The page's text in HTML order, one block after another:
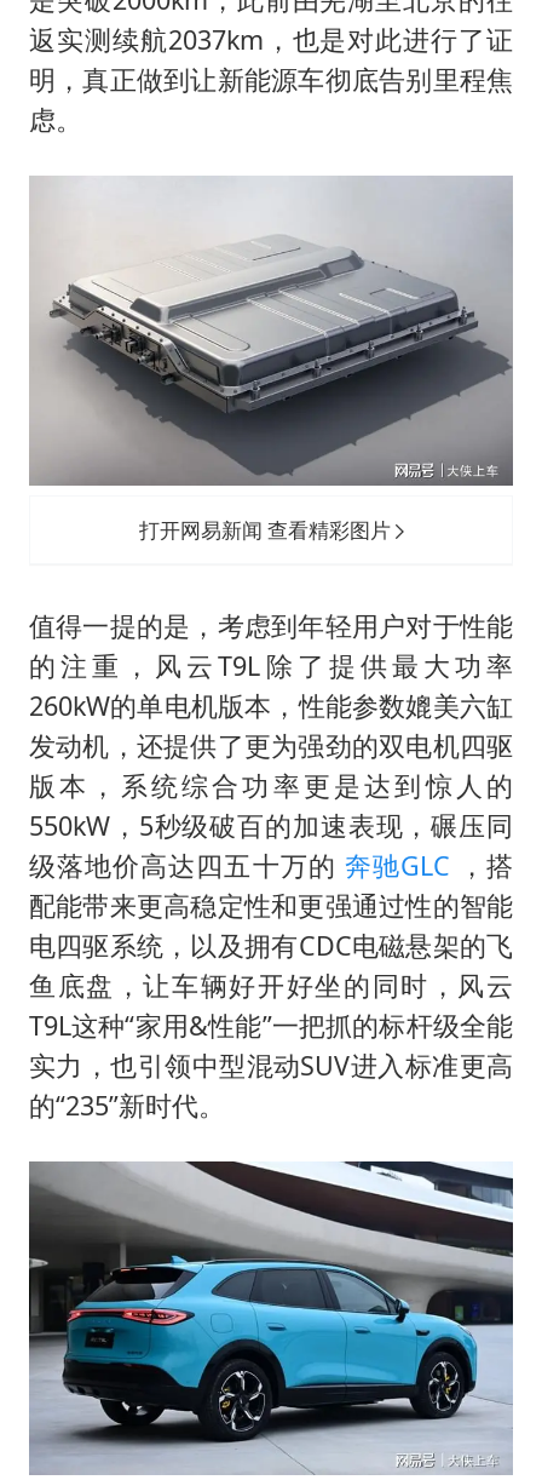
返实测续航2037km，也是对此进行了证
明，真正做到让新能源车彻底告别里程焦
虑。
打开网易新闻 查看精彩图片
值得一提的是，考虑到年轻用户对于性能
的注重，风云T9L除了提供最大功率
260kW的单电机版本，性能参数媲美六缸
发动机，还提供了更为强劲的双电机四驱
版本，系统综合功率更是达到惊人的
550kW，5秒级破百的加速表现，碾压同
级落地价高达四五十万的 奔驰GLC
，搭
配能带来更高稳定性和更强通过性的智能
电四驱系统，以及拥有CDC电磁悬架的飞
鱼底盘，让车辆好开好坐的同时，风云
T9L这种“家用&性能”一把抓的标杆级全能
实力，也引领中型混动SUV进入标准更高
的“235”新时代。